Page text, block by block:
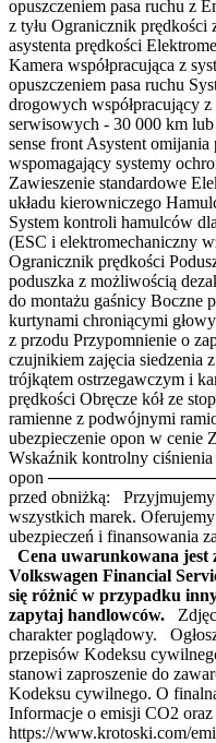
opuszczeniem pasa ruchu z
z tyłu Ogranicznik prędkości
asystenta prędkości
Kamera współpracująca z
opuszczeniem pasa ruchu
drogowych współpracujący
serwisowych - 30 000 km
sense front Asystent
wspomagający systemy
Zawieszenie standardowe
układu kierowniczego
System kontroli hamulców
(ESC i elektromechaniczny
Ogranicznik prędkości
poduszka z możliwością
do montażu gaśnicy Boczne
kurtynami chroniącymi
z przodu Przypomnienie o
czujnikiem zajęcia siedzenia
trójkątem ostrzegawczym i
prędkości Obręcze kół ze
ramienne z podwójnymi
ubezpieczenie opon w cenie
Wskaźnik kontrolny
opon
przed obniżką:
wszystkich marek.
ubezpieczeń i finansowania
Cena uwarunkowana jest
Volkswagen Financial
się różnić w przypadku
zapytaj handlowców.
charakter poglądowy.
przepisów Kodeksu
stanowi zaproszenie do
Kodeksu cywilnego. O
Informacje o emisji CO2
https://www.krotoski.com/